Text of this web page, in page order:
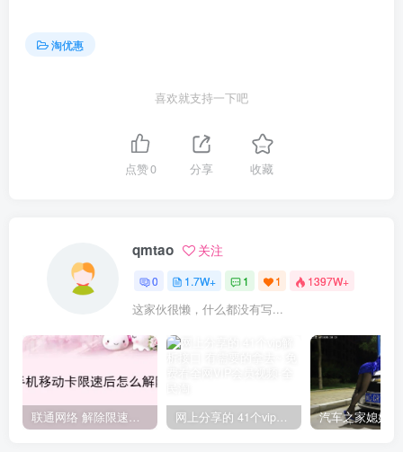
淘优惠
喜欢就支持一下吧
点赞0 分享 收藏
qmtao 关注
0 1.7W+ 1 1 1397W+
这家伙很懒，什么都没有写...
联通网络 解除限速方法参考！畅享、畅玩、老白干等及其它地区自测了 网上分享的 41个vip解析接口 有需要的拿去~ 免费看全网VIP会员视频